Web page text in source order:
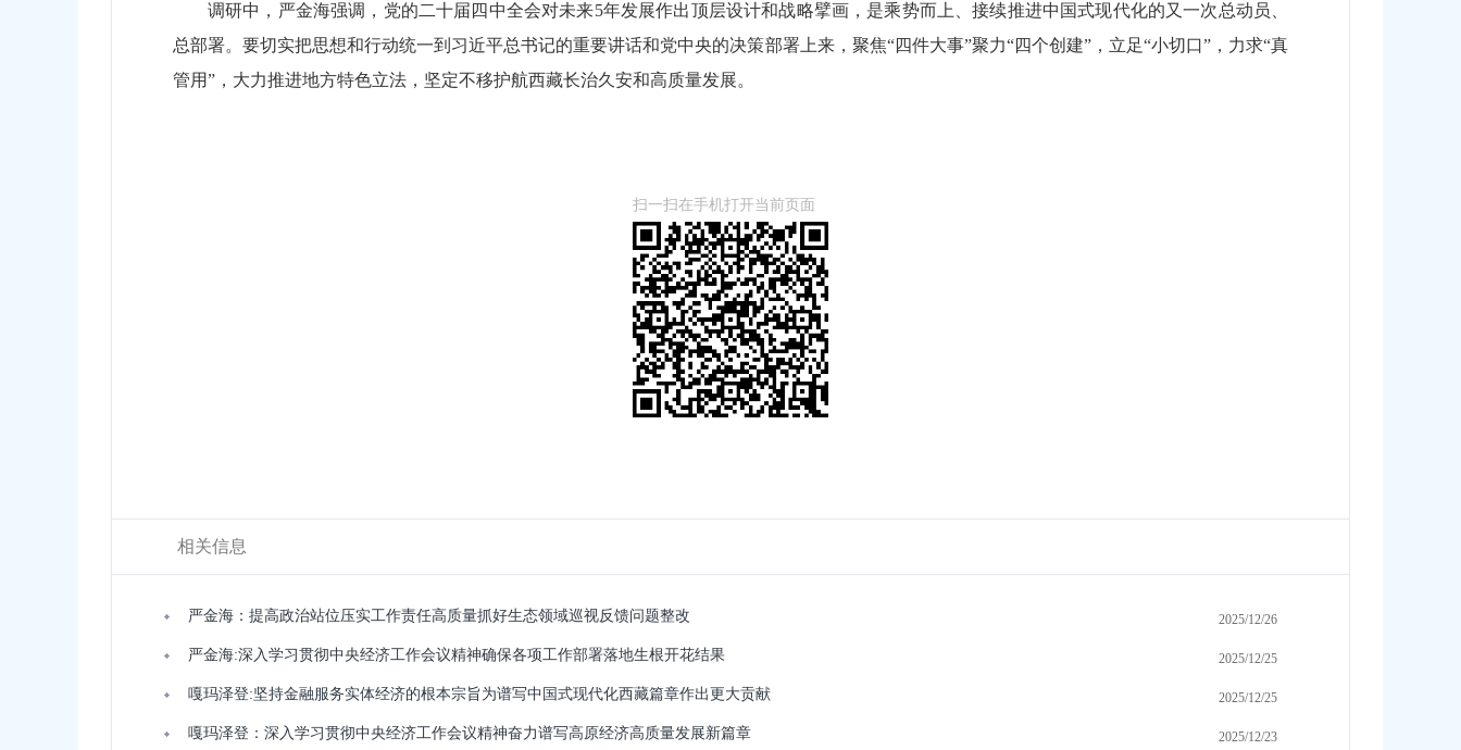
调研中，严金海强调，党的二十届四中全会对未来5年发展作出顶层设计和战略擘画，是乘势而上、接续推进中国式现代化的又一次总动员、
总部署。要切实把思想和行动统一到习近平总书记的重要讲话和党中央的决策部署上来，聚焦“四件大事”聚力“四个创建”，立足“小切口”，力求“真
管用”，大力推进地方特色立法，坚定不移护航西藏长治久安和高质量发展。
扫一扫在手机打开当前页面
相关信息
严金海：提高政治站位压实工作责任高质量抓好生态领域巡视反馈问题整改 2025/12/26
严金海:深入学习贯彻中央经济工作会议精神确保各项工作部署落地生根开花结果 2025/12/25
嘎玛泽登:坚持金融服务实体经济的根本宗旨为谱写中国式现代化西藏篇章作出更大贡献 2025/12/25
嘎玛泽登：深入学习贯彻中央经济工作会议精神奋力谱写高原经济高质量发展新篇章 2025/12/23